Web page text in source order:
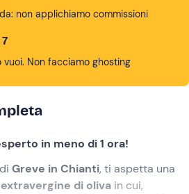
non applichiamo commissioni
Non facciamo ghosting
in meno di 1 ora!
Greve in Chianti, ti aspetta una
di oliva in cui,